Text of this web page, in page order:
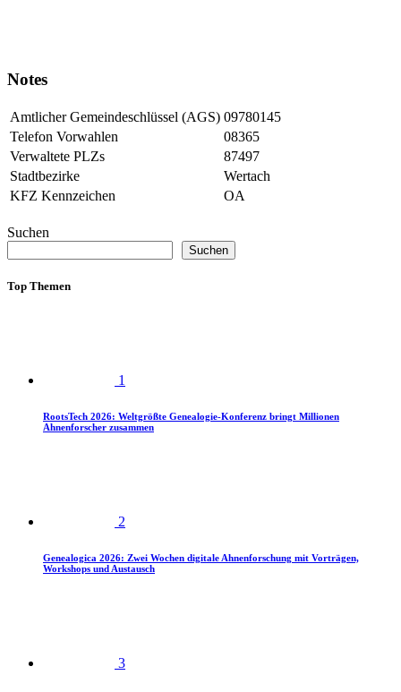
Notes
Amtlicher Gemeindeschlüssel (AGS) 09780145
Telefon Vorwahlen
08365
Verwaltete PLZs
87497
Stadtbezirke
Wertach
KFZ Kennzeichen
OA
Suchen
Suchen
Top Themen
1
RootsTech 2026: Weltgrößte Genealogie-Konferenz bringt Millionen
Ahnenforscher zusammen
2
Genealogica 2026: Zwei Wochen digitale Ahnenforschung mit Vorträgen,
Workshops und Austausch
3